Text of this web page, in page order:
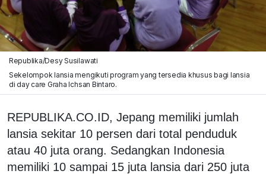
Republika/Desy Susilawati
Sekelompok lansia mengikuti program yang tersedia khusus bagi lansia
di day care Graha Ichsan Bintaro.
REPUBLIKA.CO.ID, Jepang memiliki jumlah
lansia sekitar 10 persen dari total penduduk
atau 40 juta orang. Sedangkan Indonesia
memiliki 10 sampai 15 juta lansia dari 250 juta